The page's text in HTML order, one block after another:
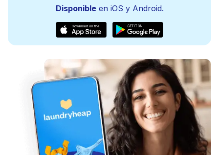
Disponibleen iOS y Android.